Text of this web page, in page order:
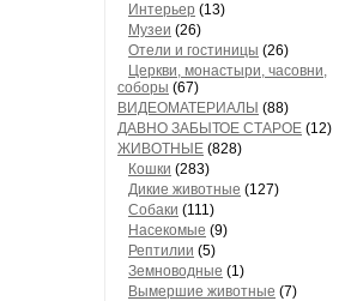
Интерьер (13)
Музеи (26)
Отели и гостиницы (26)
Церкви, монастыри, часовни,
соборы (67)
ВИДЕОМАТЕРИАЛЫ (88)
ДАВНО ЗАБЫТОЕ СТАРОЕ (12)
ЖИВОТНЫЕ (828)
Кошки (283)
Дикие животные (127)
Собаки (111)
Насекомые (9)
Рептилии (5)
Земноводные (1)
Вымершие животные (7)